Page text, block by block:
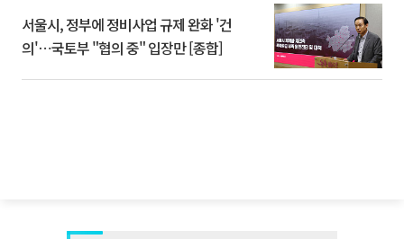
서울시, 정부에 정비사업 규제 완화 '건
의'⋯국토부 "협의 중" 입장만 [종합]